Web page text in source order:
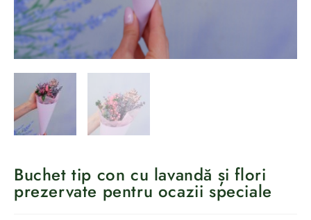
Buchet tip con cu lavandă și flori
prezervate pentru ocazii speciale